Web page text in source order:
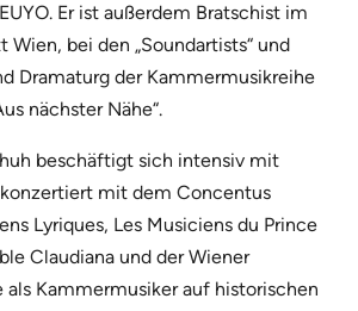
Er ist außerdem Bratschist im
bei den „Soundartists“ und
Dramaturg der Kammermusikreihe
nächster Nähe“.
beschäftigt sich intensiv mit
mit dem Concentus
Lyriques, Les Musiciens du Prince
Claudiana und der Wiener
als Kammermusiker auf historischen